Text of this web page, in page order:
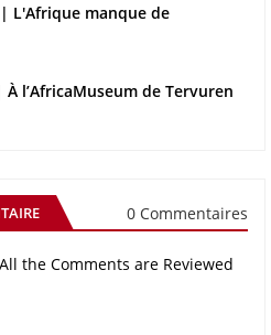
| L'Afrique manque de
À l’AfricaMuseum de Tervuren
0 Commentaires
the Comments are Reviewed